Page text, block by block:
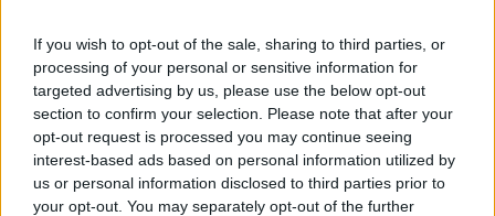
If you wish to opt-out of the sale, sharing to third parties, or
processing of your personal or sensitive information for
targeted advertising by us, please use the below opt-out
section to confirm your selection. Please note that after your
opt-out request is processed you may continue seeing
interest-based ads based on personal information utilized by
us or personal information disclosed to third parties prior to
your opt-out. You may separately opt-out of the further
Aukció helye: Budapest, Balaton utca 8.
Tételszám: 45
Eladó adatai
Eladó: Nagyházi Galéria és
Aukciósház